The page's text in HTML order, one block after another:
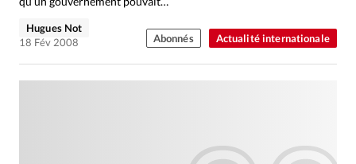
Actualité internationale
Hugues Not
18 Fév 2008
Abonnés